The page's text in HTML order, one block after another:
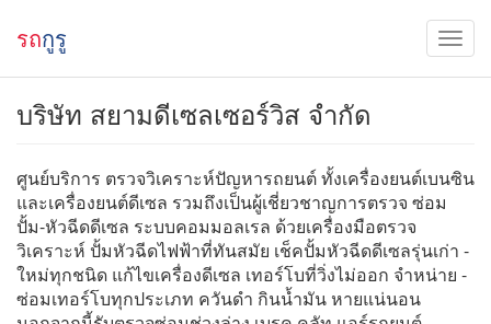
รถกูรู
บริษัท สยามดีเซลเซอร์วิส จำกัด
ศูนย์บริการ ตรวจวิเคราะห์ปัญหารถยนต์ ทั้งเครื่องยนต์เบนซิน
และเครื่องยนต์ดีเซล รวมถึงเป็นผู้เชี่ยวชาญการตรวจ ซ่อม
ปั้ม-หัวฉีดดีเซล ระบบคอมมอลเรล ด้วยเครื่องมือตรวจ
วิเคราะห์ ปั้มหัวฉีดไฟฟ้าที่ทันสมัย เช็คปั้มหัวฉีดดีเซลรุ่นเก่า -
ใหม่ทุกชนิด แก้ไขเครื่องดีเซล เทอร์โบที่วิ่งไม่ออก จำหน่าย -
ซ่อมเทอร์โบทุกประเภท ควันดำ กินน้ำมัน หายแน่นอน